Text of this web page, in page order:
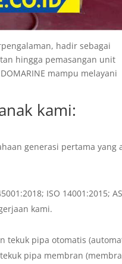
hadir sebagai
hingga pemasangan unit
mampu melayani
kami:
generasi pertama yang
ISO 14001:2015;
kami.
tekuk pipa otomatis
pipa membran